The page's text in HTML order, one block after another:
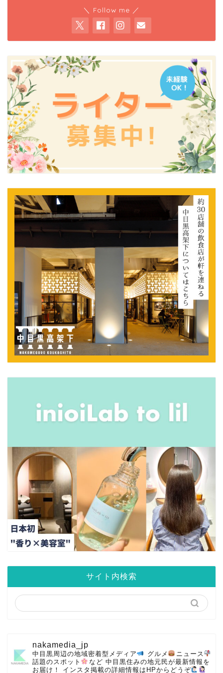
＼ Follow me ／
サイト内検索
nakamedia_jp
中目黒周辺の地域密着型メディア グルメ
ニュース
話題のスポット
など 中目黒住みの地元民が最新情報を
お届け！
インスタ掲載の詳細情報はHPからどうぞ